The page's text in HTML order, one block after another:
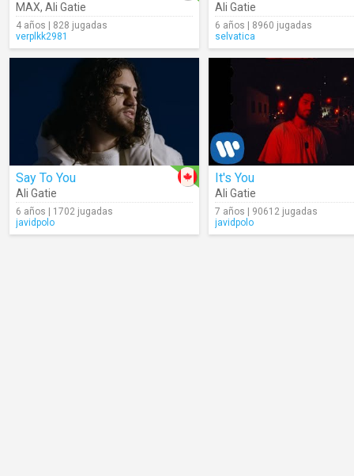
MAX, Ali Gatie
4 años | 828 jugadas
verplkk2981
Ali Gatie
6 años | 8960 jugadas
selvatica
Say To You
Ali Gatie
6 años | 1702 jugadas
javidpolo
It's You
Ali Gatie
7 años | 90612 jugadas
javidpolo